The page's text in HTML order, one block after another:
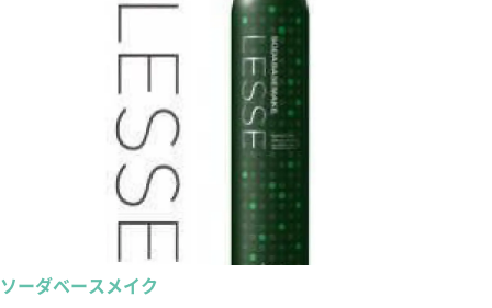
ソーダベースメイク